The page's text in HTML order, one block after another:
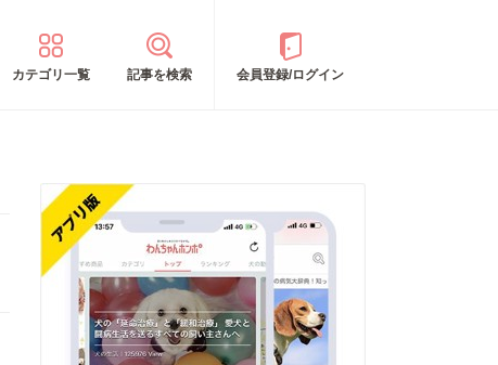
カテゴリ一覧 記事を検索 会員登録/ログイン